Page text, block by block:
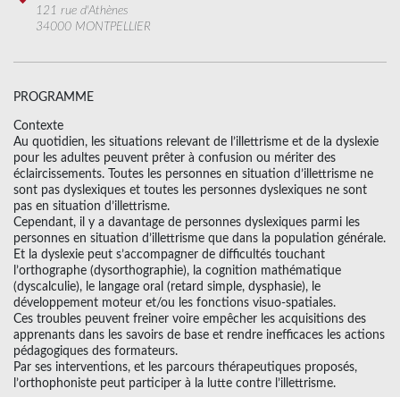
121 rue d'Athènes
34000 MONTPELLIER
PROGRAMME
Contexte
Au quotidien, les situations relevant de l’illettrisme et de la dyslexie
pour les adultes peuvent prêter à confusion ou mériter des
éclaircissements. Toutes les personnes en situation d’illettrisme ne
sont pas dyslexiques et toutes les personnes dyslexiques ne sont
pas en situation d’illettrisme.
Cependant, il y a davantage de personnes dyslexiques parmi les
personnes en situation d’illettrisme que dans la population générale.
Et la dyslexie peut s’accompagner de difficultés touchant
l’orthographe (dysorthographie), la cognition mathématique
(dyscalculie), le langage oral (retard simple, dysphasie), le
développement moteur et/ou les fonctions visuo-spatiales.
Ces troubles peuvent freiner voire empêcher les acquisitions des
apprenants dans les savoirs de base et rendre inefficaces les actions
pédagogiques des formateurs.
Par ses interventions, et les parcours thérapeutiques proposés,
l’orthophoniste peut participer à la lutte contre l’illettrisme.